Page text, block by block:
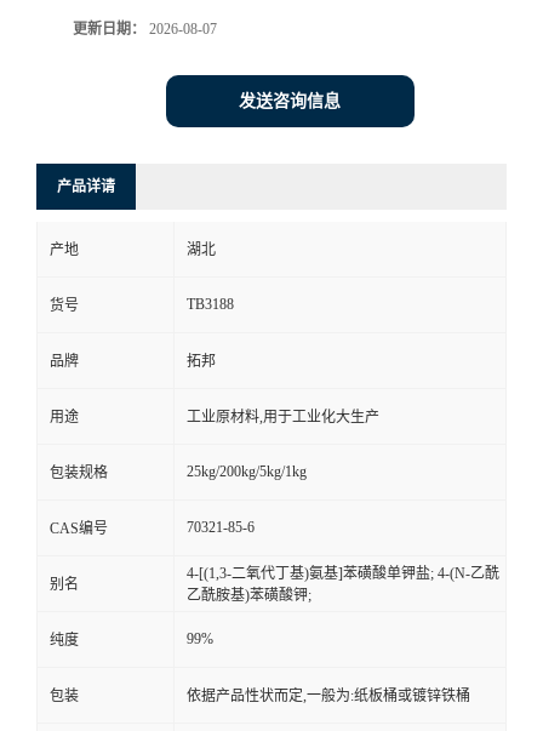
更新日期： 2026-08-07
发送咨询信息
产品详请
产地 湖北
货号 TB3188
品牌 拓邦
用途 工业原材料,用于工业化大生产
包装规格 25kg/200kg/5kg/1kg
CAS编号 70321-85-6
别名
4-[(1,3-二氧代丁基)氨基]苯磺酸单钾盐; 4-(N-乙酰
乙酰胺基)苯磺酸钾;
纯度 99%
包装 依据产品性状而定,一般为:纸板桶或镀锌铁桶